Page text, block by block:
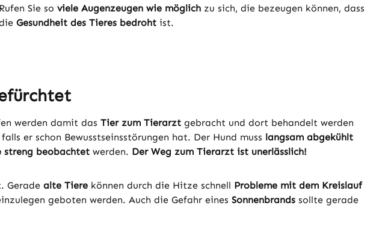
Rufen Sie so viele Augenzeugen wie möglich zu sich, die bezeugen können, dass
Gesundheit des Tieres bedroht ist.
werden damit das Tier zum Tierarzt gebracht und dort behandelt werden
er schon Bewusstseinsstörungen hat. Der Hund muss langsam abgekühlt
streng beobachtet werden. Der Weg zum Tierarzt ist unerlässlich!
Gerade alte Tiere können durch die Hitze schnell Probleme mit dem Kreislauf
geboten werden. Auch die Gefahr eines Sonnenbrands sollte gerade